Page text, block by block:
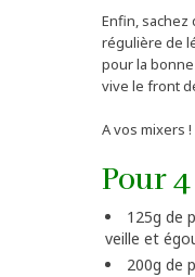
Enfin, sachez
régulière de
pour la
vive le front
A vos mixers !
Pour
125g de
veille et
200g de